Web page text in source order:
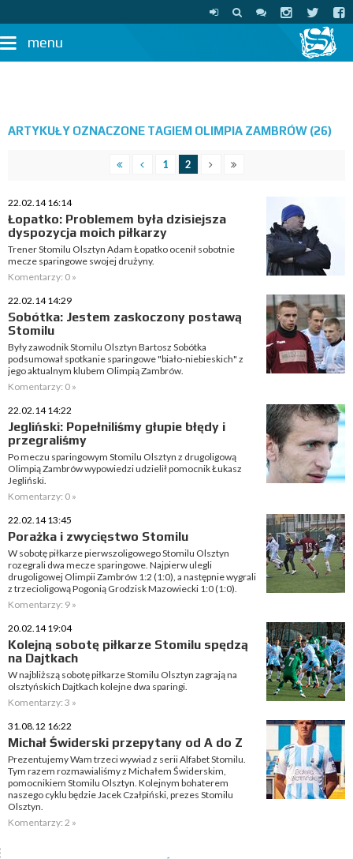
menu
ARTYKUŁY OZNACZONE TAGIEM OLIMPIA ZAMBRÓW (26)
1 2
22.02.14 16:14
Łopatko: Problemem była dzisiejsza
dyspozycja moich piłkarzy
Trener Stomilu Olsztyn Adam Łopatko ocenił sobotnie
mecze sparingowe swojej drużyny.
Komentarzy: 0 »
22.02.14 14:29
Sobótka: Jestem zaskoczony postawą
Stomilu
Były zawodnik Stomilu Olsztyn Bartosz Sobótka
podsumował spotkanie sparingowe "biało-niebieskich" z
jego aktualnym klubem Olimpią Zambrów.
Komentarzy: 0 »
22.02.14 14:22
Jegliński: Popełniliśmy głupie błędy i
przegraliśmy
Po meczu sparingowym Stomilu Olsztyn z drugoligową
Olimpią Zambrów wypowiedzi udzielił pomocnik Łukasz
Jegliński.
Komentarzy: 0 »
22.02.14 13:45
Porażka i zwycięstwo Stomilu
W sobotę piłkarze pierwszoligowego Stomilu Olsztyn
rozegrali dwa mecze sparingowe. Najpierw ulegli
drugoligowej Olimpii Zambrów 1:2 (1:0), a następnie wygrali
z trzecioligową Pogonią Grodzisk Mazowiecki 1:0 (1:0).
Komentarzy: 9 »
20.02.14 19:04
Kolejną sobotę piłkarze Stomilu spędzą
na Dajtkach
W najbliższą sobotę piłkarze Stomilu Olsztyn zagrają na
olsztyńskich Dajtkach kolejne dwa sparingi.
Komentarzy: 3 »
31.08.12 16:22
Michał Świderski przepytany od A do Z
Prezentujemy Wam trzeci wywiad z serii Alfabet Stomilu.
Tym razem rozmawialiśmy z Michałem Świderskim,
pomocnikiem Stomilu Olsztyn. Kolejnym bohaterem
naszego cyklu będzie Jacek Czałpiński, prezes Stomilu
Olsztyn.
Komentarzy: 2 »